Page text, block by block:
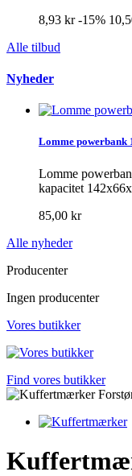
8,93 kr-15%
Alle tilbud
Nyheder
Lomme powerbank
Lomme
kapacitet
85,00 kr
Alle nyheder
Producenter
Ingen producenter
Vores butikker
Find vores butikker